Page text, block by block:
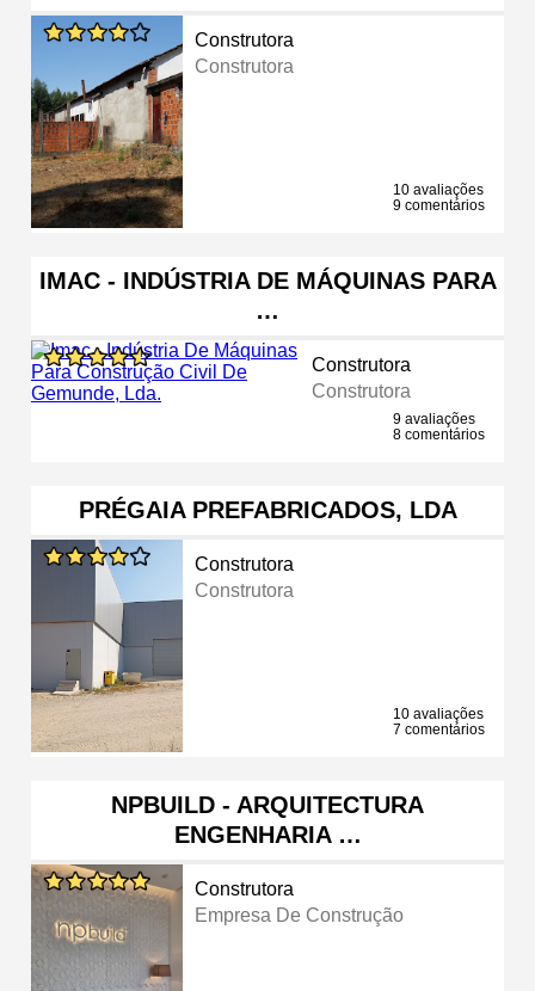
Construtora
Construtora
10 avaliações
9 comentários
IMAC - INDÚSTRIA DE MÁQUINAS PARA
…
Construtora
Construtora
9 avaliações
8 comentários
PRÉGAIA PREFABRICADOS, LDA
Construtora
Construtora
10 avaliações
7 comentários
NPBUILD - ARQUITECTURA
ENGENHARIA …
Construtora
Empresa De Construção